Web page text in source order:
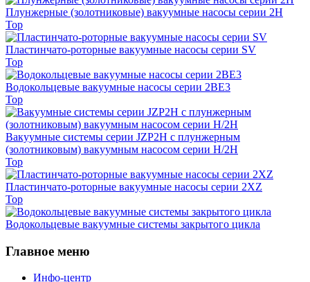
Плунжерные (золотниковые) вакуумные насосы серии 2Н
Top
Пластинчато-роторные вакуумные насосы серии SV
Top
Водокольцевые вакуумные насосы серии 2BE3
Top
Вакуумные системы серии JZP2H с плунжерным
(золотниковым) вакуумным насосом серии H/2H
Top
Пластинчато-роторные вакуумные насосы серии 2XZ
Top
Водокольцевые вакуумные системы закрытого цикла
Главное меню
Инфо-центр